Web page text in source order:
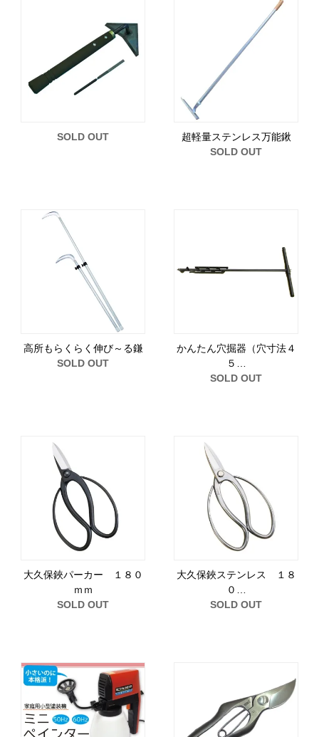
SOLD OUT
超軽量ステンレス万能鍬
SOLD OUT
高所もらくらく伸び～る鎌
SOLD OUT
かんたん穴掘器（穴寸法４
５…
SOLD OUT
大久保鋏パーカー １８０
ｍｍ
SOLD OUT
大久保鋏ステンレス １８
０…
SOLD OUT